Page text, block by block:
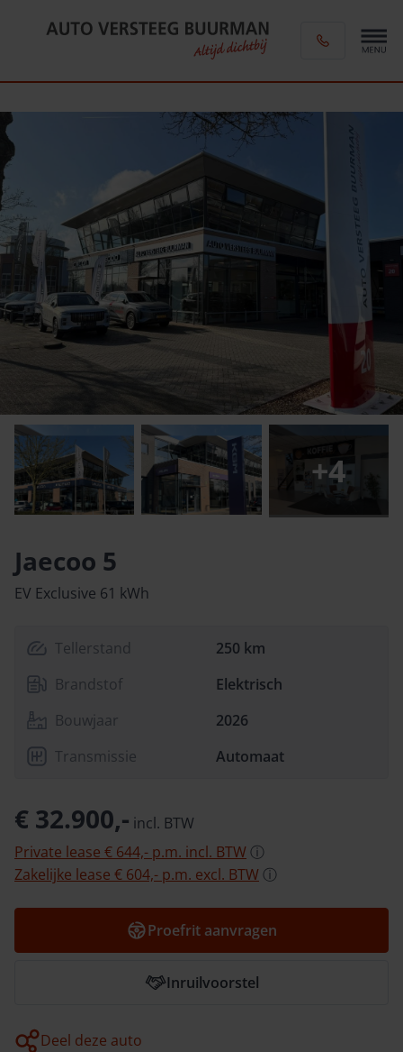
+4
Jaecoo 5
EV Exclusive 61 kWh
Tellerstand
250 km
Brandstof
Elektrisch
Bouwjaar
2026
Transmissie
Automaat
€ 32.900,- incl. BTW
Private lease € 644,- p.m. incl. BTWⓘ
Zakelijke lease € 604,- p.m. excl. BTWⓘ
Proefrit aanvragen
Inruilvoorstel
Deel deze auto